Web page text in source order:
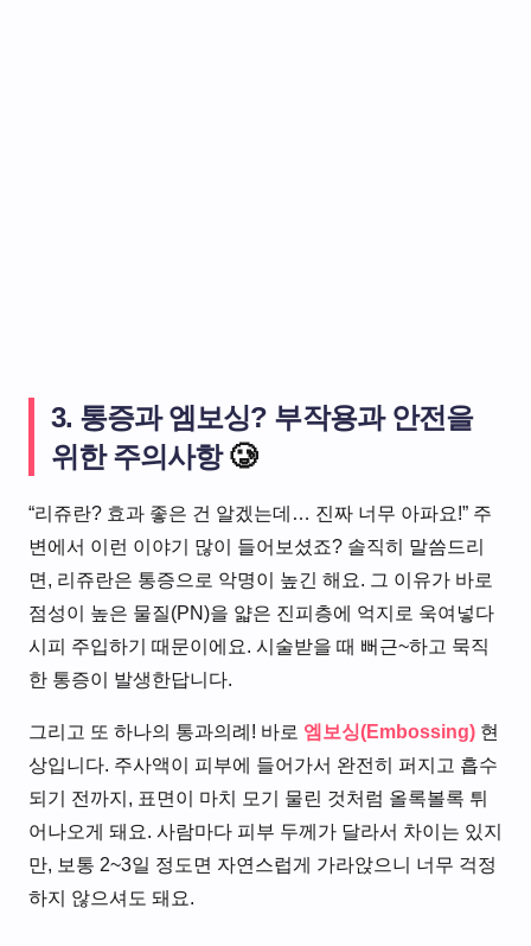
3. 통증과 엠보싱? 부작용과 안전을
위한 주의사항🥲
“리쥬란? 효과 좋은 건 알겠는데… 진짜 너무 아파요!” 주
변에서 이런 이야기 많이 들어보셨죠? 솔직히 말씀드리
면, 리쥬란은 통증으로 악명이 높긴 해요. 그 이유가 바로
점성이 높은 물질(PN)을 얇은 진피층에 억지로 욱여넣다
시피 주입하기 때문이에요. 시술받을 때 뻐근~하고 묵직
한 통증이 발생한답니다.
그리고 또 하나의 통과의례! 바로 엠보싱(Embossing) 현
상입니다. 주사액이 피부에 들어가서 완전히 퍼지고 흡수
되기 전까지, 표면이 마치 모기 물린 것처럼 올록볼록 튀
어나오게 돼요. 사람마다 피부 두께가 달라서 차이는 있지
만, 보통 2~3일 정도면 자연스럽게 가라앉으니 너무 걱정
하지 않으셔도 돼요.